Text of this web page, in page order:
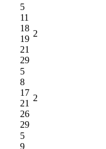
5
11
18
19
21
29
2
5
8
17
21
26
29
2
5
9